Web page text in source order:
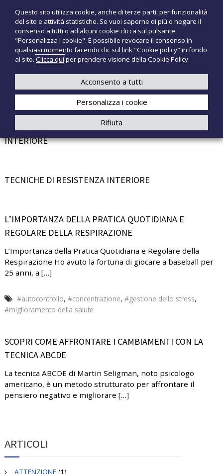
n
T
e
c
n
o
M
e
P
r
d
o
t
i
e
i
a
l
+39 3921526175
LA MEDITAZIONE: UN VIAGGIO VERSO IL BENESSERE
INTERIORE
TECNICHE DI RESISTENZA INTERIORE
L’IMPORTANZA DELLA PRATICA QUOTIDIANA E
REGOLARE DELLA RESPIRAZIONE
L’Importanza della Pratica Quotidiana e Regolare della
Respirazione Ho avuto la fortuna di giocare a baseball per
25 anni, a […]
#autocontrollo, #concentrazione, #gestione dello stress,
#miglioramento della salute
SCOPRI COME AFFRONTARE I CAMBIAMENTI CON LA
TECNICA ABCDE
La tecnica ABCDE di Martin Seligman, noto psicologo
americano, è un metodo strutturato per affrontare il
pensiero negativo e migliorare […]
ARTICOLI
ATTENZIONE(1)
Questo sito utilizza cookie, anche di terze parti, per funzionalità
del sito e attività statistiche. Se vuoi saperne di più o negare il
consenso a tutti o ad alcuni cookie clicca sul pulsante
"Personalizza i cookie". È possibile revocare il consenso in
qualsiasi momento facendo clic sul link "Cookie policy" in fondo
al sito.Clicca quiper prendere visione della Cookie Policy.
Personalizza i cookie
Rifiuta
Acconsento a tutti